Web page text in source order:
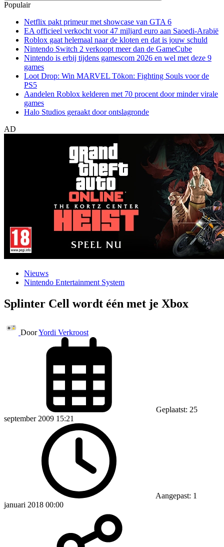
Populair
Netflix pakt primeur met showcase van GTA 6
EA officieel verkocht voor 47 miljard euro aan Saoedi-Arabië
Roblox gaat helemaal naar de kloten en dat is jouw schuld
Nintendo Switch 2 verkoopt meer dan de GameCube
Nintendo is erbij tijdens gamescom 2026 en wel met deze 9
games
Loot Drop: Win MARVEL Tōkon: Fighting Souls voor de
PS5
Aandelen Roblox kelderen met 70 procent door minder virale
games
Halo Studios geraakt door ontslagronde
AD
Nieuws
Nintendo Entertainment System
Splinter Cell wordt één met je Xbox
DoorYordi Verkroost
Geplaatst: 25
september 2009 15:21
Aangepast: 1
januari 2018 00:00